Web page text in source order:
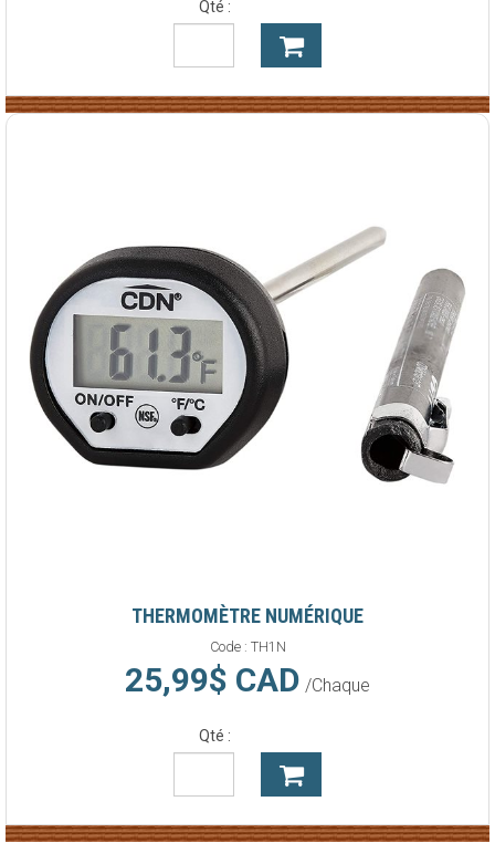
Qté :
THERMOMÈTRE NUMÉRIQUE
Code : TH1N
25,99$ CAD /Chaque
Qté :